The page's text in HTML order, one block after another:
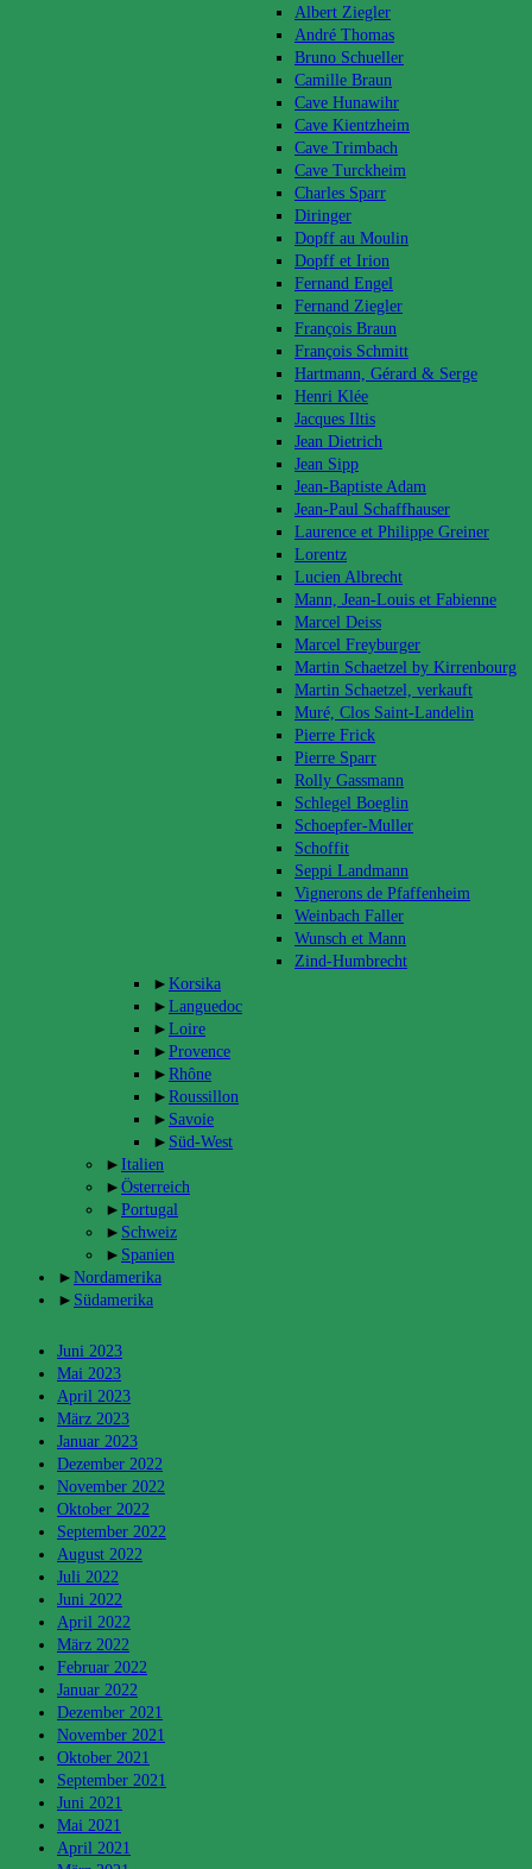
Albert Ziegler
André Thomas
Bruno Schueller
Camille Braun
Cave Hunawihr
Cave Kientzheim
Cave Trimbach
Cave Turckheim
Charles Sparr
Diringer
Dopff au Moulin
Dopff et Irion
Fernand Engel
Fernand Ziegler
François Braun
François Schmitt
Hartmann, Gérard & Serge
Henri Klée
Jacques Iltis
Jean Dietrich
Jean Sipp
Jean-Baptiste Adam
Jean-Paul Schaffhauser
Laurence et Philippe Greiner
Lorentz
Lucien Albrecht
Mann, Jean-Louis et Fabienne
Marcel Deiss
Marcel Freyburger
Martin Schaetzel by Kirrenbourg
Martin Schaetzel, verkauft
Muré, Clos Saint-Landelin
Pierre Frick
Pierre Sparr
Rolly Gassmann
Schlegel Boeglin
Schoepfer-Muller
Schoffit
Seppi Landmann
Vignerons de Pfaffenheim
Weinbach Faller
Wunsch et Mann
Zind-Humbrecht
► Korsika
► Languedoc
► Loire
► Provence
► Rhône
► Roussillon
► Savoie
► Süd-West
► Italien
► Österreich
► Portugal
► Schweiz
► Spanien
► Nordamerika
► Südamerika
Juni 2023
Mai 2023
April 2023
März 2023
Januar 2023
Dezember 2022
November 2022
Oktober 2022
September 2022
August 2022
Juli 2022
Juni 2022
April 2022
März 2022
Februar 2022
Januar 2022
Dezember 2021
November 2021
Oktober 2021
September 2021
Juni 2021
Mai 2021
April 2021